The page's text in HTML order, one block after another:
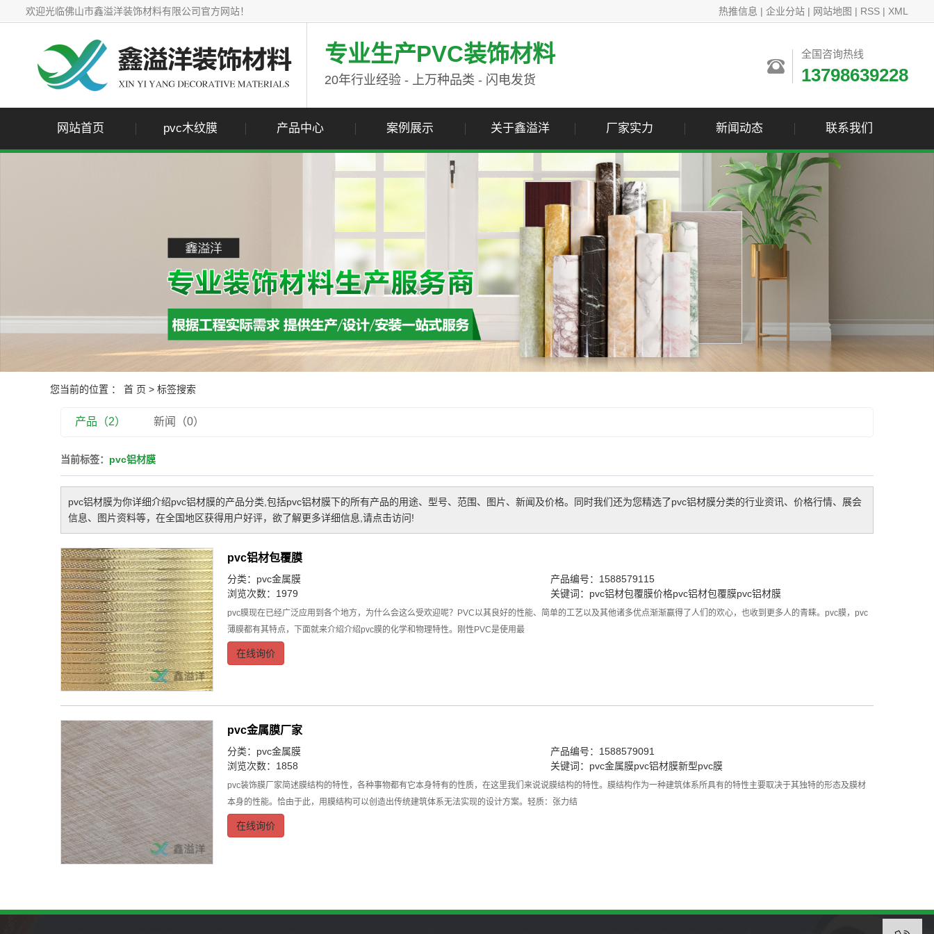
欢迎光临佛山市鑫溢洋装饰材料有限公司官方网站！ 热推信息 | 企业分站 | 网站地图 | RSS | XML
专业生产PVC装饰材料
20年行业经验 - 上万种品类 - 闪电发货
全国咨询热线
13798639228
网站首页 pvc木纹膜 产品中心
pvc金属膜
案例展示 关于鑫溢洋 厂家实力 新闻动态
公司新闻
行业资讯
技术资讯
联系我们
联系我们
您当前的位置 ： 首 页 > 标签搜索
产品（2） 新闻（0）
当前标签： pvc铝材膜
pvc铝材膜为你详细介绍pvc铝材膜的产品分类,包括pvc铝材膜下的所有产品的用途、型号、范围、图片、新闻及价格。同时我们还为您精选了pvc铝材膜分类的行业资讯、价格行情、展会
信息、图片资料等，在全国地区获得用户好评，欲了解更多详细信息,请点击访问!
pvc铝材包覆膜
分类： pvc金属膜
产品编号：1588579115
浏览次数：1979
关键词： pvc铝材包覆膜价格pvc铝材包覆膜pvc铝材膜
pvc膜现在已经广泛应用到各个地方，为什么会这么受欢迎呢？PVC以其良好的性能、简单的工艺以及其他诸多优点渐渐赢得了人们的欢心，也收到更多人的青睐。pvc膜，pvc
薄膜都有其特点，下面就来介绍介绍pvc膜的化学和物理特性。刚性PVC是使用最
在线询价
pvc金属膜厂家
分类： pvc金属膜
产品编号：1588579091
浏览次数：1858
关键词： pvc金属膜pvc铝材膜新型pvc膜
pvc装饰膜厂家简述膜结构的特性，各种事物都有它本身特有的性质，在这里我们来说说膜结构的特性。膜结构作为一种建筑体系所具有的特性主要取决于其独特的形态及膜材
本身的性能。恰由于此，用膜结构可以创造出传统建筑体系无法实现的设计方案。轻质：张力结
在线询价